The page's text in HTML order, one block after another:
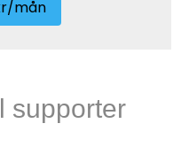
mån
supporter